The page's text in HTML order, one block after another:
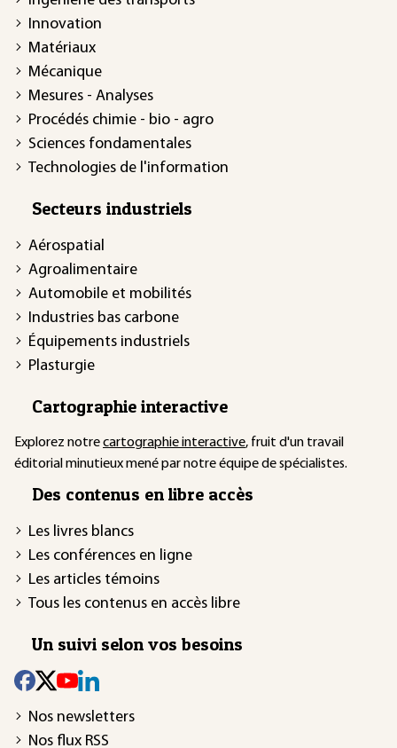
Innovation
Matériaux
Mécanique
Mesures - Analyses
Procédés chimie - bio - agro
Sciences fondamentales
Technologies de l'information
Secteurs industriels
Aérospatial
Agroalimentaire
Automobile et mobilités
Industries bas carbone
Équipements industriels
Plasturgie
Cartographie interactive
Explorez notrecartographie interactive, fruit d'un travail
éditorial minutieux mené par notre équipe de spécialistes.
Des contenus en libre accès
Les livres blancs
Les conférences en ligne
Les articles témoins
Tous les contenus en accès libre
Un suivi selon vos besoins
Nos newsletters
Nos flux RSS